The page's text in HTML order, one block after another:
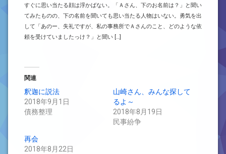
すぐに思い当たる顔は浮かばない。「Ａさん、下のお名前は？」と聞い
てみたものの、下の名前を聞いても思い当たる人物はいない。勇気を出
して「あのー、失礼ですが、私の事務所でＡさんのこと、どのような依
頼を受けていましたっけ？」と聞い […]
関連
釈迦に説法
2018年9月1日
債務整理
山崎さん、みんな探して
るよ～
2018年8月19日
民事紛争
再会
2018年8月22日